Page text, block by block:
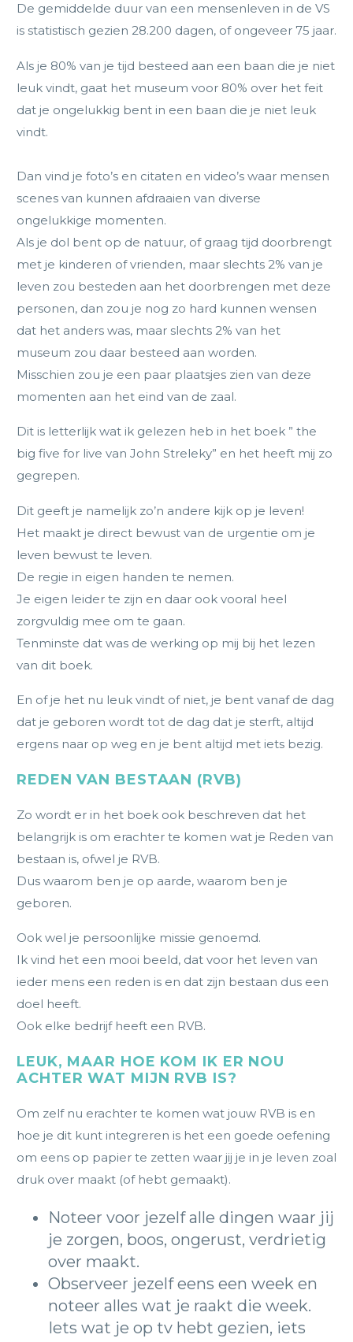
De gemiddelde duur van een mensenleven in de VS
is statistisch gezien 28.200 dagen, of ongeveer 75 jaar.
Als je 80% van je tijd besteed aan een baan die je niet
leuk vindt, gaat het museum voor 80% over het feit
dat je ongelukkig bent in een baan die je niet leuk
vindt.
Dan vind je foto’s en citaten en video’s waar mensen
scenes van kunnen afdraaien van diverse
ongelukkige momenten.
Als je dol bent op de natuur, of graag tijd doorbrengt
met je kinderen of vrienden, maar slechts 2% van je
leven zou besteden aan het doorbrengen met deze
personen, dan zou je nog zo hard kunnen wensen
dat het anders was, maar slechts 2% van het
museum zou daar besteed aan worden.
Misschien zou je een paar plaatsjes zien van deze
momenten aan het eind van de zaal.
Dit is letterlijk wat ik gelezen heb in het boek ” the
big five for live van John Streleky” en het heeft mij zo
gegrepen.
Dit geeft je namelijk zo’n andere kijk op je leven!
Het maakt je direct bewust van de urgentie om je
leven bewust te leven.
De regie in eigen handen te nemen.
Je eigen leider te zijn en daar ook vooral heel
zorgvuldig mee om te gaan.
Tenminste dat was de werking op mij bij het lezen
van dit boek.
En of je het nu leuk vindt of niet, je bent vanaf de dag
dat je geboren wordt tot de dag dat je sterft, altijd
ergens naar op weg en je bent altijd met iets bezig.
REDEN VAN BESTAAN (RVB)
Zo wordt er in het boek ook beschreven dat het
belangrijk is om erachter te komen wat je Reden van
bestaan is, ofwel je RVB.
Dus waarom ben je op aarde, waarom ben je
geboren.
Ook wel je persoonlijke missie genoemd.
Ik vind het een mooi beeld, dat voor het leven van
ieder mens een reden is en dat zijn bestaan dus een
doel heeft.
Ook elke bedrijf heeft een RVB.
LEUK, MAAR HOE KOM IK ER NOU
ACHTER WAT MIJN RVB IS?
Om zelf nu erachter te komen wat jouw RVB is en
hoe je dit kunt integreren is het een goede oefening
om eens op papier te zetten waar jij je in je leven zoal
druk over maakt (of hebt gemaakt).
Noteer voor jezelf alle dingen waar jij
je zorgen, boos, ongerust, verdrietig
over maakt.
Observeer jezelf eens een week en
noteer alles wat je raakt die week.
Iets wat je op tv hebt gezien, iets